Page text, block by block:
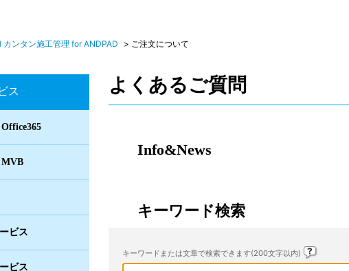
カンタン施工管理 for ANDPAD > ご注文について
ス
MVB
ビス
ビス
よくあるご質問
Info&News
キーワード検索
キーワードまたは文章で検索できます(200文字以内)